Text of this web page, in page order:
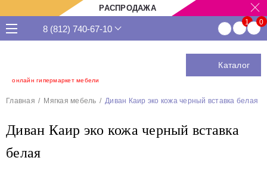
РАСПРОДАЖА
онлайн гипермаркет мебели
8 (812) 740-67-10
Каталог
Главная Мягкая мебель Диван Каир эко кожа черный вставка белая
Диван Каир эко кожа черный вставка
белая